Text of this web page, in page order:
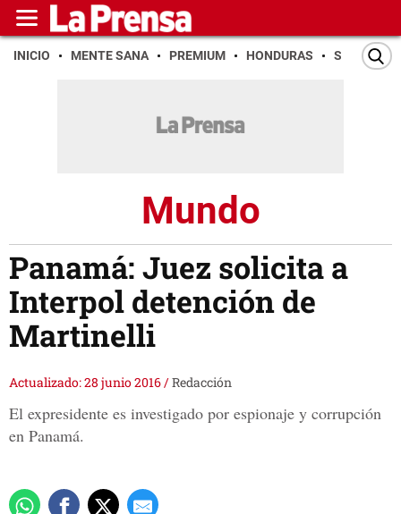
INICIO MENTE SANA PREMIUM HONDURAS SAN PEDRO
Mundo
Panamá: Juez solicita a
Interpol detención de
Martinelli
Actualizado: 28 junio 2016/Redacción
El expresidente es investigado por espionaje y corrupción
en Panamá.